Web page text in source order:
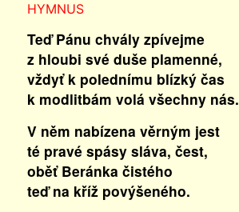
HYMNUS
Teď Pánu chvály zpívejme
z hloubi své duše plamenné,
vždyť k polednímu blízký čas
k modlitbám volá všechny nás.
V něm nabízena věrným jest
té pravé spásy sláva, čest,
oběť Beránka čistého
teď na kříž povýšeného.